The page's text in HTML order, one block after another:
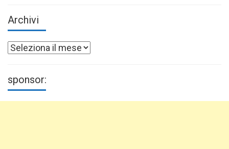
Archivi
Archivi
sponsor: